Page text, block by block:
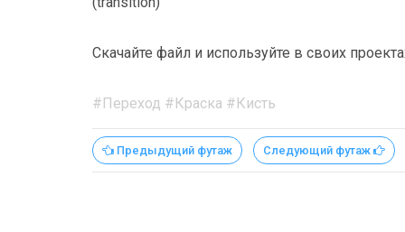
Скачайте файл и используйте в своих
#Переход #Краска #Кисть
Предыдущий футаж Следующий футаж